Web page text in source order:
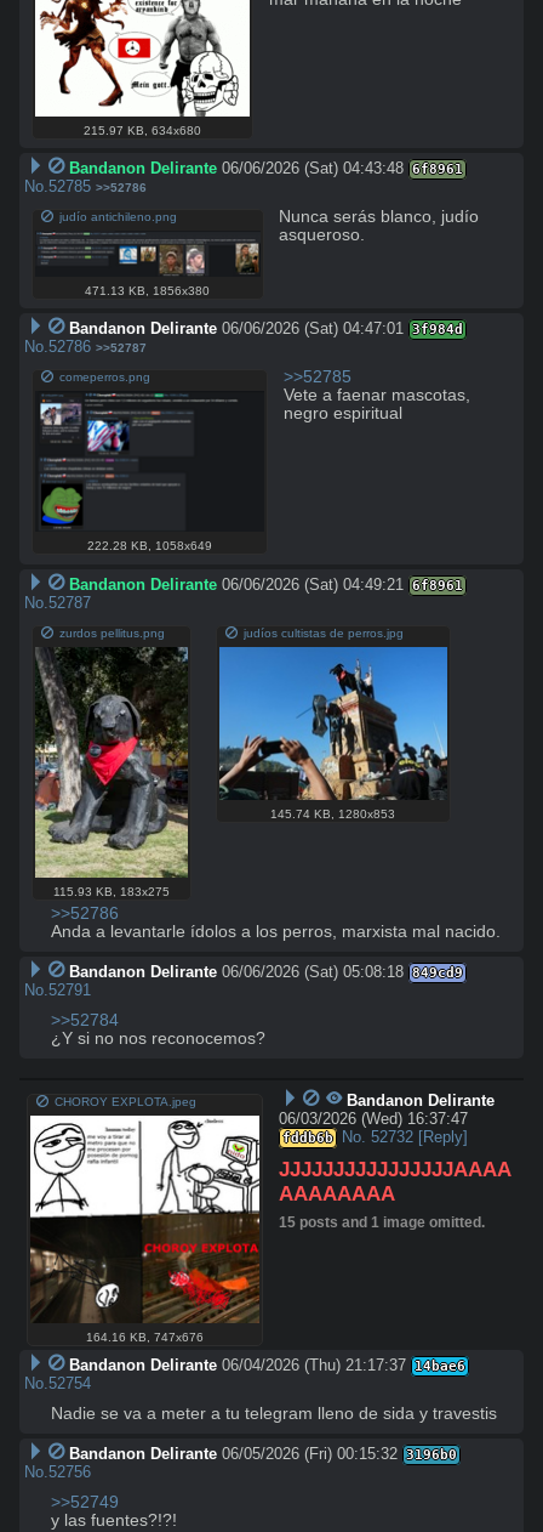
215.97 KB ,634x680
Bandanon Delirante 06/06/2026 (Sat) 04:43:48 6f8961
No. 52785 >>52786
judío antichileno.png
471.13 KB 1856x380
Nunca serás blanco, judío
asqueroso.
Bandanon Delirante 06/06/2026 (Sat) 04:47:01 3f984d
No.52786 >>52787
comeperros.png
222.28 KB,1058x649
>>52785
Vete a faenar mascotas,
negro espiritual
Bandanon Delirante 06/06/2026 (Sat) 04:49:21 6f8961
No. 52787
zurdos pellitus.png
115.93 KB 183x275
judíos cultistas de perros.jpg
145.74 KB 1280x853
>>52786
Anda a levantarle ídolos a los perros, marxista mal nacido.
Bandanon Delirante 06/06/2026 (Sat) 05:08:18 849cd9
No.52791
>>52784
¿Y si no nos reconocemos?
CHOROY EXPLOTA.jpeg
164.16 KB ,747x676
Bandanon Delirante
06/03/2026 (Wed) 16:37:47
fddb6b No. 52732 [Reply]
JJJJJJJJJJJJJJJJAAAA
AAAAAAAA
15 posts and 1 image omitted.
Bandanon Delirante 06/04/2026 (Thu) 21:17:37 14bae6
No.52754
Nadie se va a meter a tu telegram lleno de sida y travestis
Bandanon Delirante 06/05/2026 (Fri) 00:15:32 3196b0
No.52756
>>52749
y las fuentes?!?!